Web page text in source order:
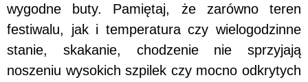
wygodne buty. Pamiętaj, że zarówno teren
festiwalu, jak i temperatura czy wielogodzinne
stanie, skakanie, chodzenie nie sprzyjają
noszeniu wysokich szpilek czy mocno odkrytych